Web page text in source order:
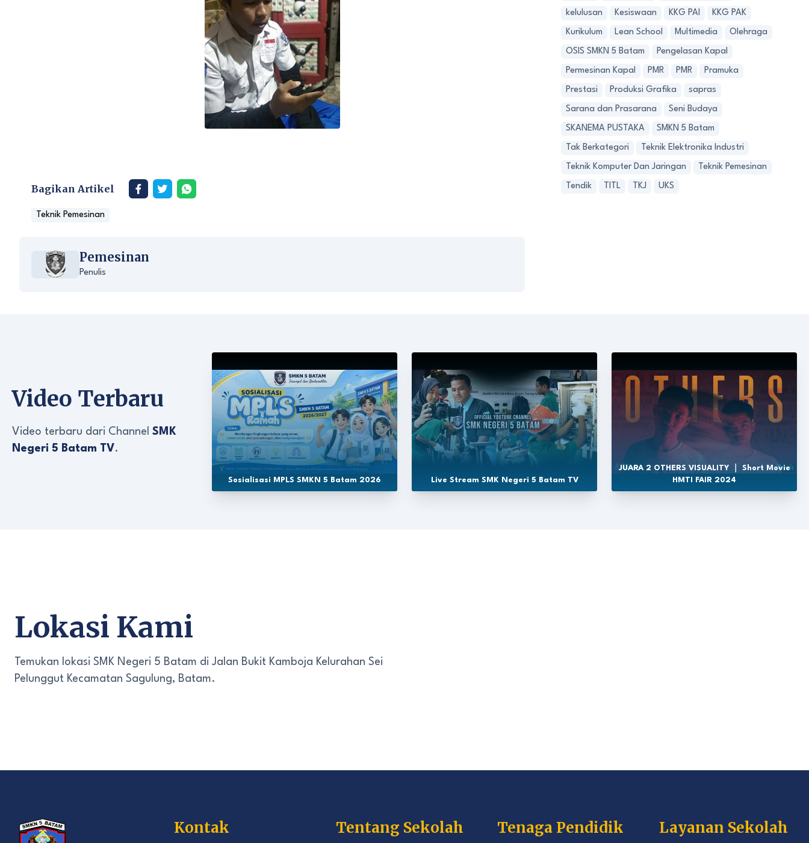
Bagikan Artikel
Teknik Pemesinan
Pemesinan
Penulis
kelulusan Kesiswaan KKG PAI KKG PAK
Kurikulum Lean School Multimedia Olehraga
OSIS SMKN 5 Batam Pengelasan Kapal
Permesinan Kapal PMR PMR Pramuka
Prestasi Produksi Grafika sapras
Sarana dan Prasarana Seni Budaya
SKANEMA PUSTAKA SMKN 5 Batam
Tak Berkategori Teknik Elektronika Industri
Teknik Komputer Dan Jaringan Teknik Pemesinan
Tendik TITL TKJ UKS
Video Terbaru
Video terbaru dari Channel SMK
Negeri 5 Batam TV.
Sosialisasi MPLS SMKN 5 Batam 2026 Live Stream SMK Negeri 5 Batam TV
JUARA 2 OTHERS VISUALITY ｜ Short Movie
HMTI FAIR 2024
Lokasi Kami
Temukan lokasi SMK Negeri 5 Batam di Jalan Bukit Kamboja Kelurahan Sei
Pelunggut Kecamatan Sagulung, Batam.
Kontak Tentang Sekolah Tenaga Pendidik Layanan Sekolah